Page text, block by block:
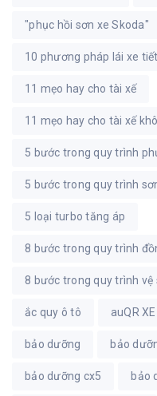
"phục hồi sơn xe Skoda"
10 phương pháp lái xe
11 mẹo hay cho tài xế
11 mẹo hay cho tài xế
5 bước trong quy trình
5 bước trong quy trình
5 loại turbo tăng áp
8 bước trong quy trình
8 bước trong quy trình vệ
ắc quy ô tô auQR
bảo dưỡng bảo
bảo dưỡng cx5 bảo